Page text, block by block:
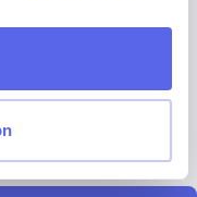
属问题采取法律行动。